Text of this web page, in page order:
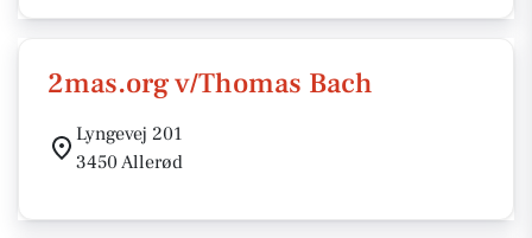
2mas.org v/Thomas Bach
Lyngevej 201
3450 Allerød